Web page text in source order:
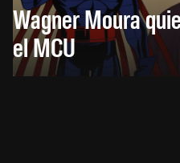
Wagner Moura
el MCU